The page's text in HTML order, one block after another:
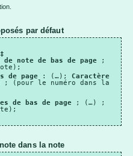
par défaut
‡
de note de bas de page ;
de page : (…); Caractère
; (pour le numéro dans la
de bas de page
; (…) ;
dans la note